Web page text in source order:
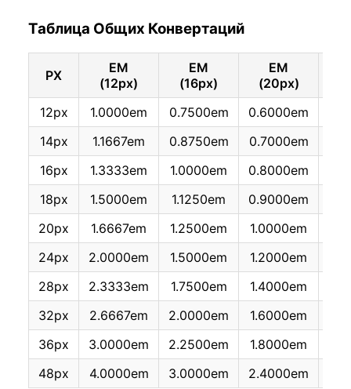
Таблица Общих Конвертаций
PX
EM
(12px)
EM
(16px)
EM
(20px)
12px
1.0000em 0.7500em 0.6000em
14px
1.1667em 0.8750em 0.7000em
16px
1.3333em 1.0000em 0.8000em
18px
1.5000em 1.1250em 0.9000em
20px
1.6667em 1.2500em 1.0000em
24px
2.0000em 1.5000em 1.2000em
28px
2.3333em 1.7500em 1.4000em
32px
2.6667em 2.0000em 1.6000em
36px
3.0000em 2.2500em 1.8000em
48px
4.0000em 3.0000em 2.4000em